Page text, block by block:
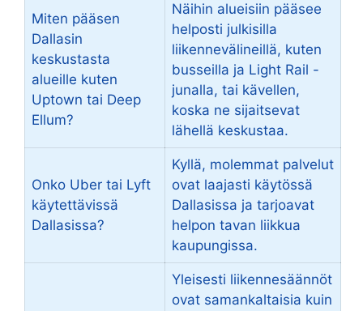
Miten pääsen
Dallasin
keskustasta
alueille kuten
Uptown tai Deep
Ellum?
Näihin alueisiin pääsee
helposti julkisilla
liikennevälineillä, kuten
busseilla ja Light Rail -
junalla, tai kävellen,
koska ne sijaitsevat
lähellä keskustaa.
Onko Uber tai Lyft
käytettävissä
Dallasissa?
Kyllä, molemmat palvelut
ovat laajasti käytössä
Dallasissa ja tarjoavat
helpon tavan liikkua
kaupungissa.
Yleisesti liikennesäännöt
ovat samankaltaisia kuin